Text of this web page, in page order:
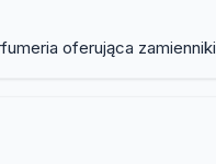
oferująca